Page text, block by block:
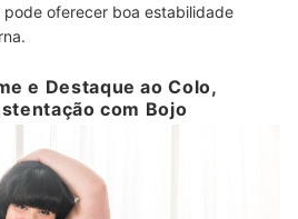
oferecer boa estabilidade
e Destaque ao Colo,
com Bojo